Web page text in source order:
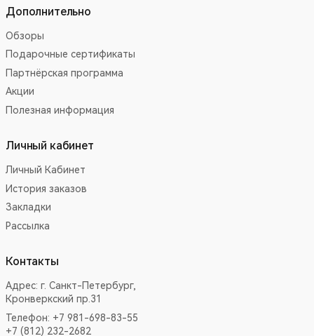
Дополнительно
Обзоры
Подарочные сертификаты
Партнёрская программа
Акции
Полезная информация
Личный кабинет
Личный Кабинет
История заказов
Закладки
Рассылка
Контакты
Адрес: г. Санкт-Петербург,
Кронверкский пр.31
Телефон: +7 981-698-83-55
+7 (812) 232-2682